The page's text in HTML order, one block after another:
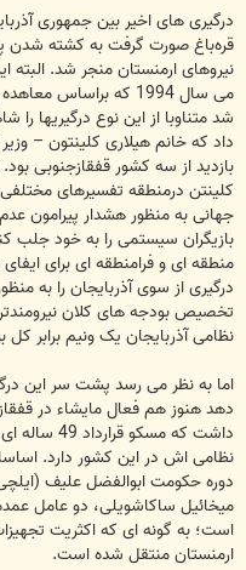
درگیری های اخیر بین جمهوری
قره‌باغ صورت گرفت به کشته شدن
نیروهای ارمنستان منجر شد. البته
می سال 1994 که
شد متناوبا از این نوع درگیریها
داد که خانم هیلاری کلینتون –
بازدید از سه کشور قفقازجنوبی
کلینتن درمنطقه تفسیرهای
جهانی به منظور هشدار پیرامون
بازیگران سیستمی را به خود جلب
منطقه ای و فرامنطقه ای برای
درگیری از سوی آذربایجان را به
تخصیص بودجه های کلان
نظامی آذربایجان یک ونیم برابر
اما به نظر می رسد پشت سر این
دهد هنوز هم فعال مایشاء در
داشت که
نظامی اش در این کشور دارد. اساسا
دوره حکومت ابوالفضل علیف
میخائیل ساکاشویلی، دو عامل
است؛ به گونه ای که اکثریت
ارمنستان منتقل شده است.